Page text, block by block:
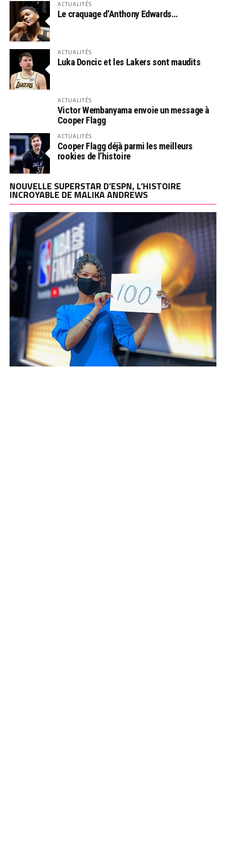
ACTUALITÉS
Le craquage d’Anthony Edwards…
ACTUALITÉS
Luka Doncic et les Lakers sont maudits
ACTUALITÉS
Victor Wembanyama envoie un message à
Cooper Flagg
ACTUALITÉS
Cooper Flagg déjà parmi les meilleurs
rookies de l’histoire
NOUVELLE SUPERSTAR D’ESPN, L’HISTOIRE
INCROYABLE DE MALIKA ANDREWS